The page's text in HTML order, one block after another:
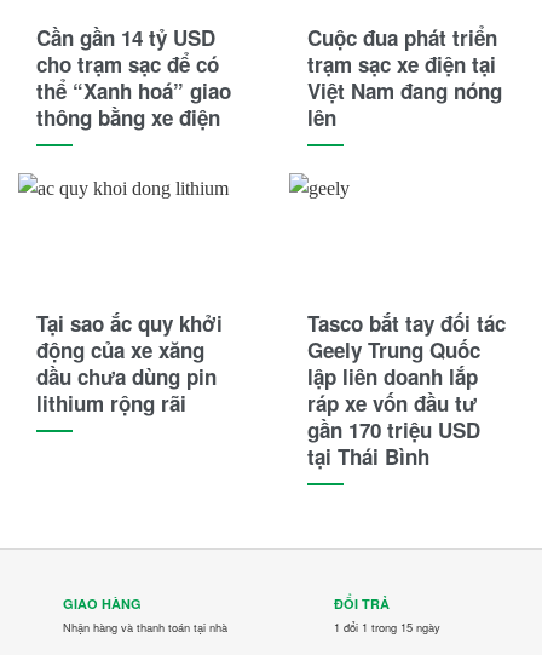
Cần gần 14 tỷ USD
cho trạm sạc để có
thể “Xanh hoá” giao
thông bằng xe điện
Cuộc đua phát triển
trạm sạc xe điện tại
Việt Nam đang nóng
lên
Tại sao ắc quy khởi
động của xe xăng
dầu chưa dùng pin
lithium rộng rãi
Tasco bắt tay đối tác
Geely Trung Quốc
lập liên doanh lắp
ráp xe vốn đầu tư
gần 170 triệu USD
tại Thái Bình
GIAO HÀNG
Nhận hàng và thanh toán tại nhà
ĐỔI TRẢ
1 đổi 1 trong 15 ngày